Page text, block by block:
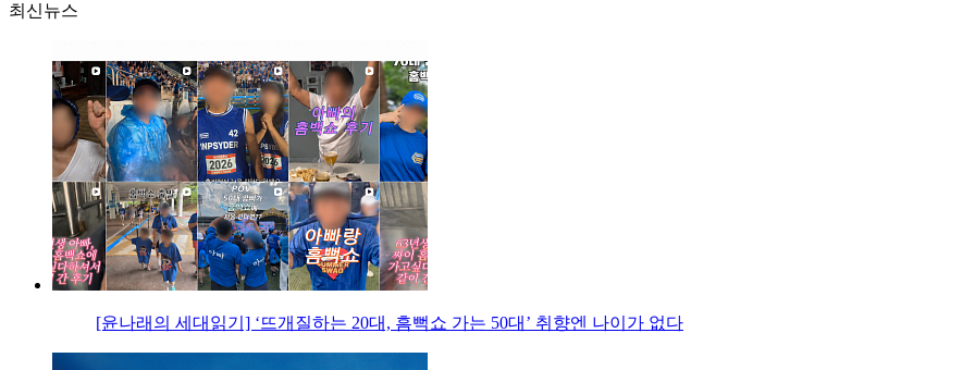
최신뉴스
[윤나래의 세대읽기] ‘뜨개질하는 20대, 흠뻑쇼 가는 50대’ 취향엔 나이가 없다